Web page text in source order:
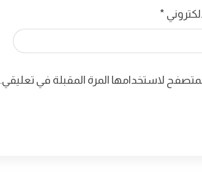
*
لاستخدامها المرة المقبلة في تعليقي.